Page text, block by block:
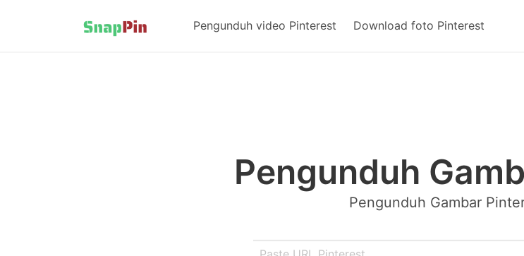
Pengunduh video Pinterest Download foto Pinterest
Pengunduh
Pengunduh Gambar